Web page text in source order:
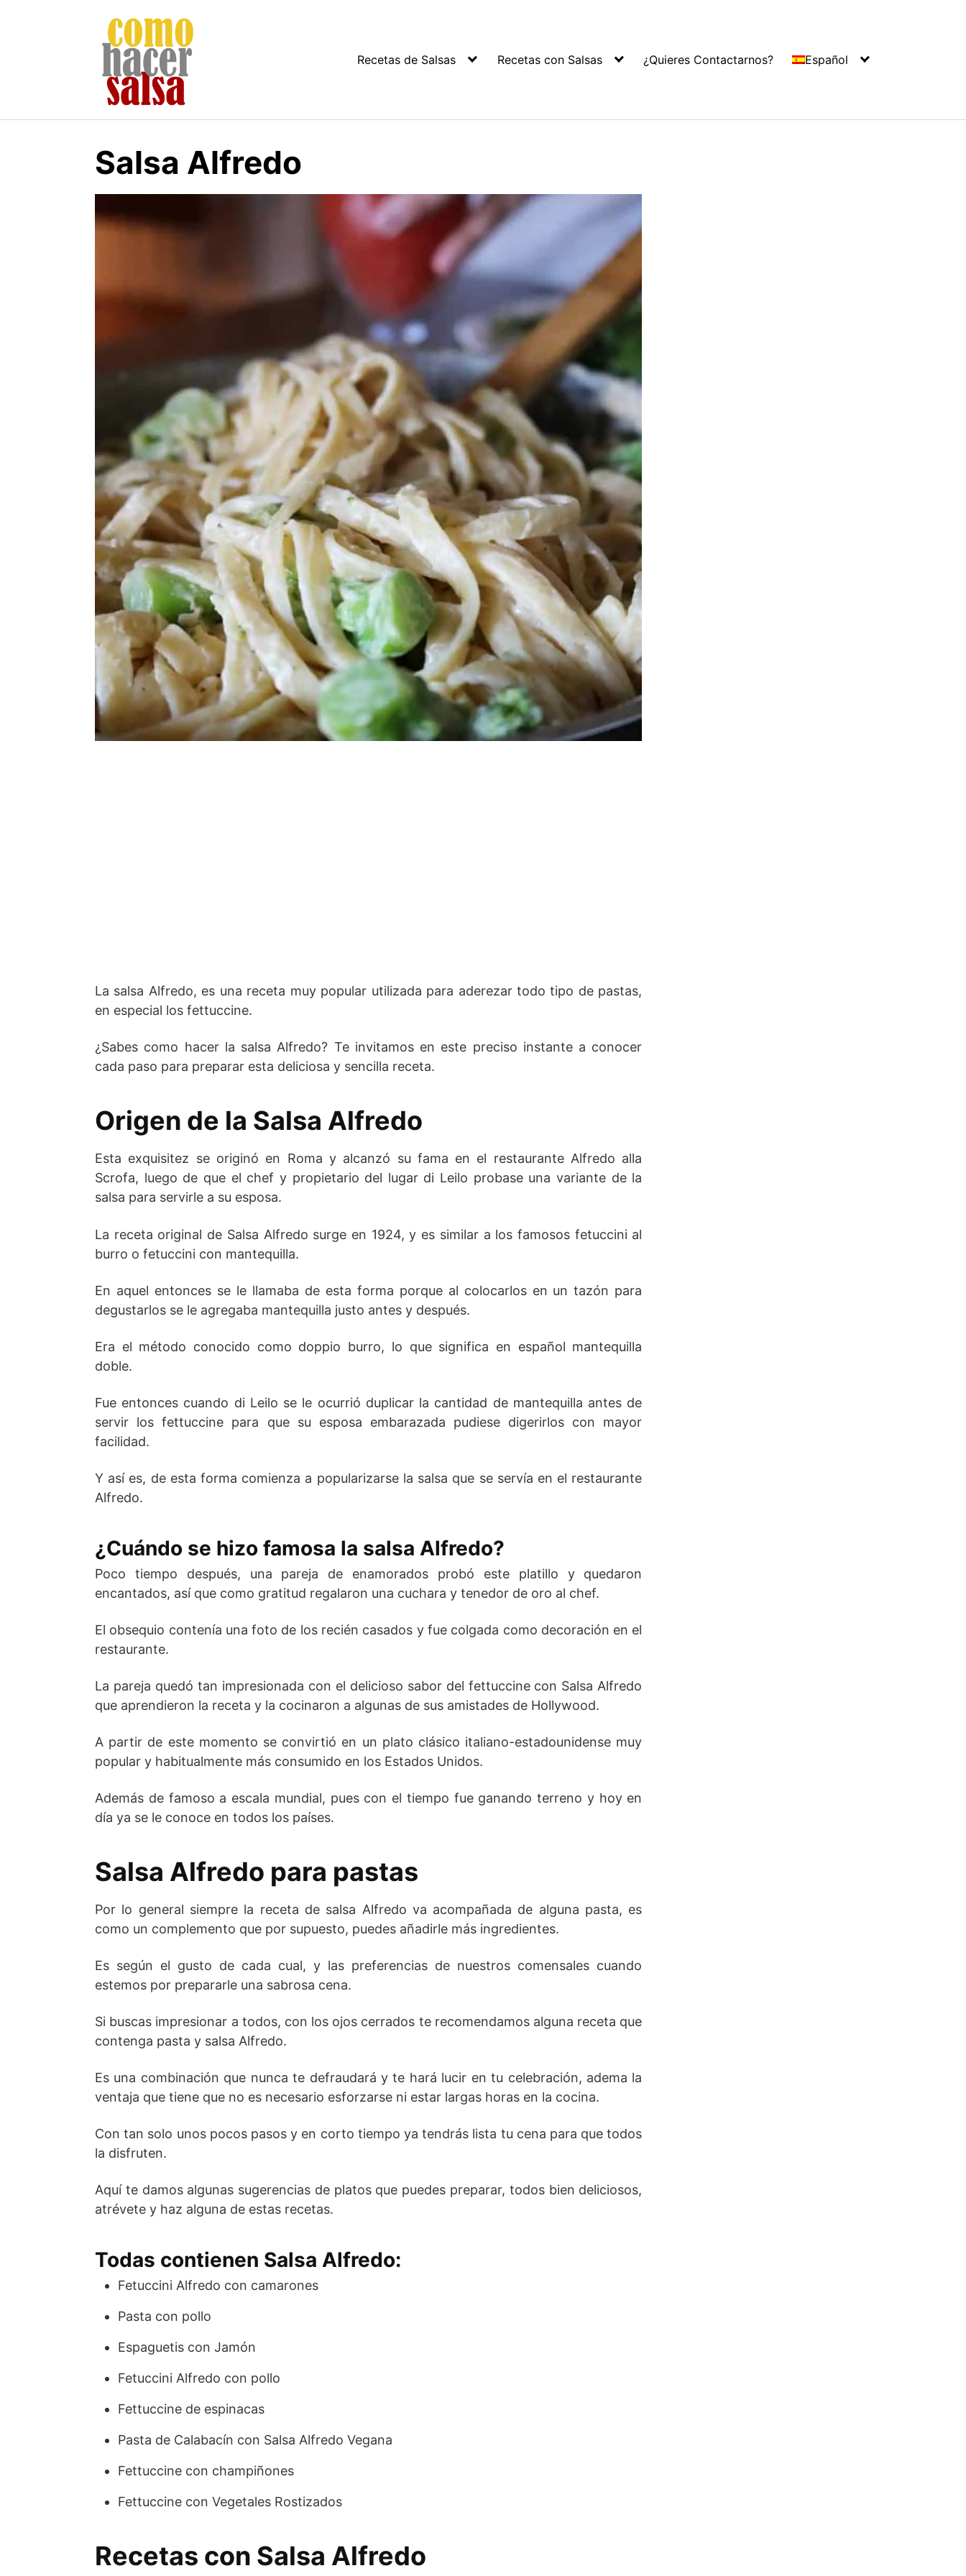
Recetas de Salsas
Recetas con Salsas ¿Quieres Contactarnos? Español
Salsa Alfredo
La salsa Alfredo, es una receta muy popular utilizada para aderezar todo tipo de pastas,
en especial los fettuccine.
¿Sabes como hacer la salsa Alfredo? Te invitamos en este preciso instante a conocer
cada paso para preparar esta deliciosa y sencilla receta.
Origen de la Salsa Alfredo
Esta exquisitez se originó en Roma y alcanzó su fama en el restaurante Alfredo alla
Scrofa, luego de que el chef y propietario del lugar di Leilo probase una variante de la
salsa para servirle a su esposa.
La receta original de Salsa Alfredo surge en 1924, y es similar a los famosos fetuccini al
burro o fetuccini con mantequilla.
En aquel entonces se le llamaba de esta forma porque al colocarlos en un tazón para
degustarlos se le agregaba mantequilla justo antes y después.
Era el método conocido como doppio burro, lo que significa en español mantequilla
doble.
Fue entonces cuando di Leilo se le ocurrió duplicar la cantidad de mantequilla antes de
servir los fettuccine para que su esposa embarazada pudiese digerirlos con mayor
facilidad.
Y así es, de esta forma comienza a popularizarse la salsa que se servía en el restaurante
Alfredo.
¿Cuándo se hizo famosa la salsa Alfredo?
Poco tiempo después, una pareja de enamorados probó este platillo y quedaron
encantados, así que como gratitud regalaron una cuchara y tenedor de oro al chef.
El obsequio contenía una foto de los recién casados y fue colgada como decoración en el
restaurante.
La pareja quedó tan impresionada con el delicioso sabor del fettuccine con Salsa Alfredo
que aprendieron la receta y la cocinaron a algunas de sus amistades de Hollywood.
A partir de este momento se convirtió en un plato clásico italiano-estadounidense muy
popular y habitualmente más consumido en los Estados Unidos.
Además de famoso a escala mundial, pues con el tiempo fue ganando terreno y hoy en
día ya se le conoce en todos los países.
Salsa Alfredo para pastas
Por lo general siempre la receta de salsa Alfredo va acompañada de alguna pasta, es
como un complemento que por supuesto, puedes añadirle más ingredientes.
Es según el gusto de cada cual, y las preferencias de nuestros comensales cuando
estemos por prepararle una sabrosa cena.
Si buscas impresionar a todos, con los ojos cerrados te recomendamos alguna receta que
contenga pasta y salsa Alfredo.
Es una combinación que nunca te defraudará y te hará lucir en tu celebración, adema la
ventaja que tiene que no es necesario esforzarse ni estar largas horas en la cocina.
Con tan solo unos pocos pasos y en corto tiempo ya tendrás lista tu cena para que todos
la disfruten.
Aquí te damos algunas sugerencias de platos que puedes preparar, todos bien deliciosos,
atrévete y haz alguna de estas recetas.
Todas contienen Salsa Alfredo:
Fetuccini Alfredo con camarones
Pasta con pollo
Espaguetis con Jamón
Fetuccini Alfredo con pollo
Fettuccine de espinacas
Pasta de Calabacín con Salsa Alfredo Vegana
Fettuccine con champiñones
Fettuccine con Vegetales Rostizados
Recetas con Salsa Alfredo